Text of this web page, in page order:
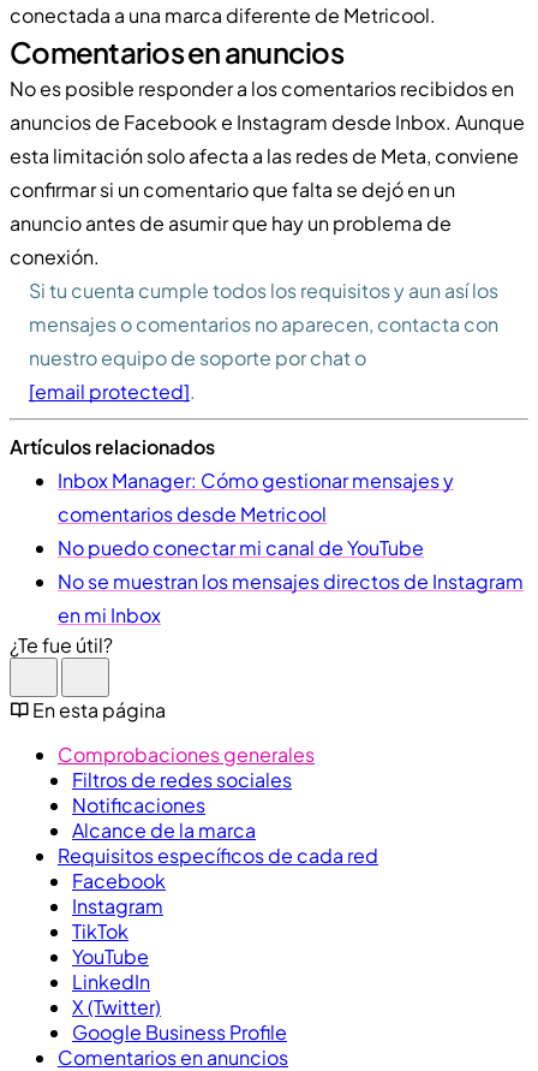
conectada a una marca diferente de Metricool.
Comentarios en anuncios
No es posible responder a los comentarios recibidos en
anuncios de Facebook e Instagram desde Inbox. Aunque
esta limitación solo afecta a las redes de Meta, conviene
confirmar si un comentario que falta se dejó en un
anuncio antes de asumir que hay un problema de
conexión.
Si tu cuenta cumple todos los requisitos y aun así los
mensajes o comentarios no aparecen, contacta con
nuestro equipo de soporte por chat o
[email protected].
Artículos relacionados
Inbox Manager: Cómo gestionar mensajes y
comentarios desde Metricool
No puedo conectar mi canal de YouTube
No se muestran los mensajes directos de Instagram
en mi Inbox
¿Te fue útil?
En esta página
Comprobaciones generales
Filtros de redes sociales
Notificaciones
Alcance de la marca
Requisitos específicos de cada red
Facebook
Instagram
TikTok
YouTube
LinkedIn
X (Twitter)
Google Business Profile
Comentarios en anuncios